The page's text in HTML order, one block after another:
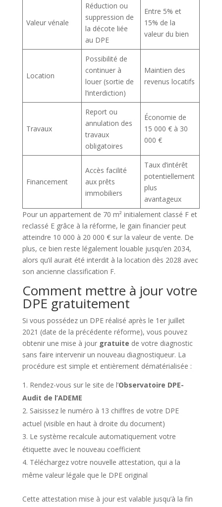
Valeur vénale
Réduction ou
suppression de
la décote liée
au DPE
Entre 5% et
15% de la
valeur du bien
Location
Possibilité de
continuer à
louer (sortie de
l’interdiction)
Maintien des
revenus locatifs
Travaux
Report ou
annulation des
travaux
obligatoires
Économie de
15 000 € à 30
000 €
Financement
Accès facilité
aux prêts
immobiliers
Taux d’intérêt
potentiellement
plus
avantageux
Pour un appartement de 70 m² initialement classé F et
reclassé E grâce à la réforme, le gain financier peut
atteindre 10 000 à 20 000 € sur la valeur de vente. De
plus, ce bien reste légalement louable jusqu’en 2034,
alors qu’il aurait été interdit à la location dès 2028 avec
son ancienne classification F.
Comment mettre à jour votre
DPE gratuitement
Si vous possédez un DPE réalisé après le 1er juillet
2021 (date de la précédente réforme), vous pouvez
obtenir une mise à jour gratuite de votre diagnostic
sans faire intervenir un nouveau diagnostiqueur. La
procédure est simple et entièrement dématérialisée :
Rendez-vous sur le site de l’Observatoire DPE-
Audit de l’ADEME
Saisissez le numéro à 13 chiffres de votre DPE
actuel (visible en haut à droite du document)
Le système recalcule automatiquement votre
étiquette avec le nouveau coefficient
Téléchargez votre nouvelle attestation, qui a la
même valeur légale que le DPE original
Cette attestation mise à jour est valable jusqu’à la fin